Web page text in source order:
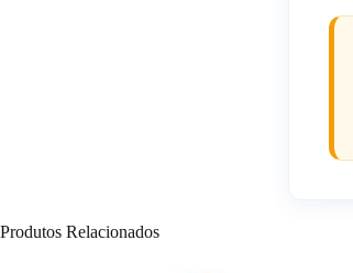
Produtos Relacionados